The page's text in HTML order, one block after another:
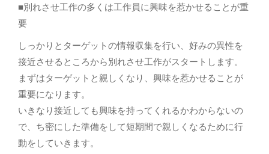
■別れさせ工作の多くは工作員に興味を惹かせることが重
要
しっかりとターゲットの情報収集を行い、好みの異性を
接近させるところから別れさせ工作がスタートします。
まずはターゲットと親しくなり、興味を惹かせることが
重要になります。
いきなり接近しても興味を持ってくれるかわからないの
で、ち密にした準備をして短期間で親しくなるために行
動をしていきます。